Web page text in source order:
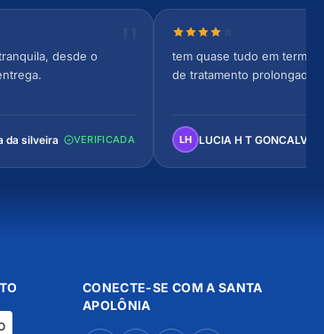
desde o
da silveira VERIFICADA
Nota 4 de 5 estrelas
tem quase tudo em
de tratamento prolongado
LH LUCIA H T GONCALVES
CONECTE-SE COM A SANTA
APOLÔNIA